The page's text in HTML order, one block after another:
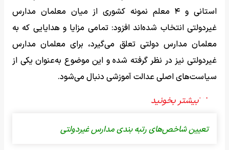
استانی و ۴ معلم نمونه کشوری از میان معلمان مدارس
غیردولتی انتخاب شده‌اند افزود: تمامی مزایا و هدایایی که به
معلمان مدارس دولتی تعلق می‌گیرد، برای معلمان مدارس
غیردولتی نیز در نظر گرفته شده و این موضوع به‌عنوان یکی از
سیاست‌های اصلی عدالت آموزشی دنبال می‌شود.
تعیین شاخص‌های رتبه بندی مدارس غیردولتی